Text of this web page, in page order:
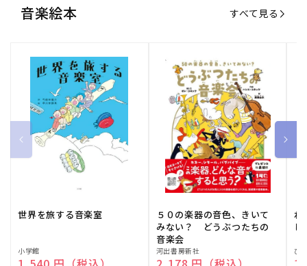
音楽絵本 すべて見る
世界を旅する音楽室
販
小学館
５０の楽器の音色、きいて
みない？ どうぶつたちの
音楽会
販
河出書房新社
ね
販ひ